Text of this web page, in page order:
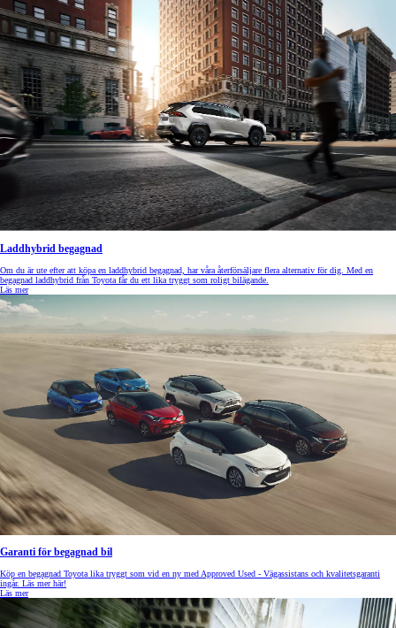
Laddhybrid begagnad
Om du är ute efter att köpa en laddhybrid begagnad, har våra återförsäljare flera alternativ för dig. Med en
begagnad laddhybrid från Toyota får du ett lika tryggt som roligt bilägande.
Läs mer
Garanti för begagnad bil
Köp en begagnad Toyota lika tryggt som vid en ny med Approved Used - Vägassistans och kvalitetsgaranti
ingår. Läs mer här!
Läs mer